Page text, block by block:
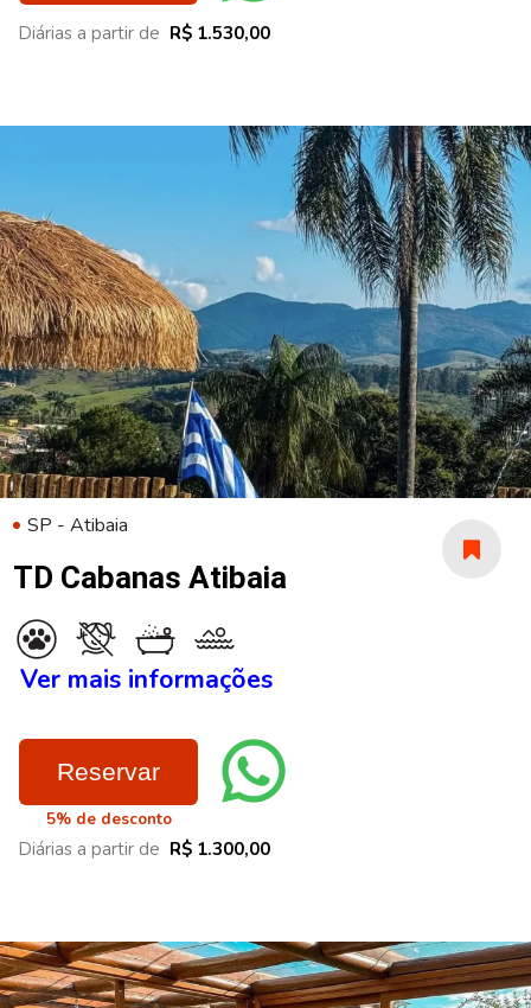
Diárias a partir de R$ 1.530,00
SP - Atibaia
TD Cabanas Atibaia
Ver mais informações
Reservar
5% de desconto
Diárias a partir de R$ 1.300,00